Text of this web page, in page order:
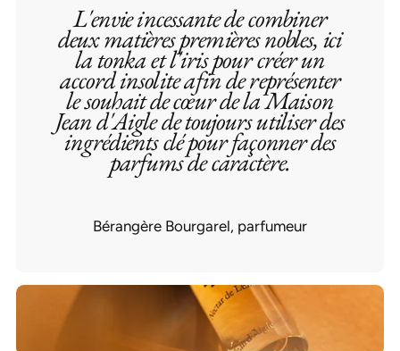
L'envie incessante de combiner
deux matières premières nobles, ici
la tonka et l'iris pour créer un
accord insolite afin de représenter
le souhait de cœur de la Maison
Jean d'Aigle de toujours utiliser des
ingrédients clé pour façonner des
parfums de caractère.
Bérangère Bourgarel, parfumeur